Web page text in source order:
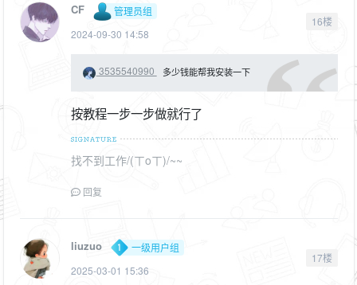
CF
管理员组
2024-09-30 14:58
16楼
3535540990 多少钱能帮我安装一下
按教程一步一步做就行了
找不到工作/(ㄒoㄒ)/~~
回复
liuzuo
一级用户组
2025-03-01 15:36
17楼